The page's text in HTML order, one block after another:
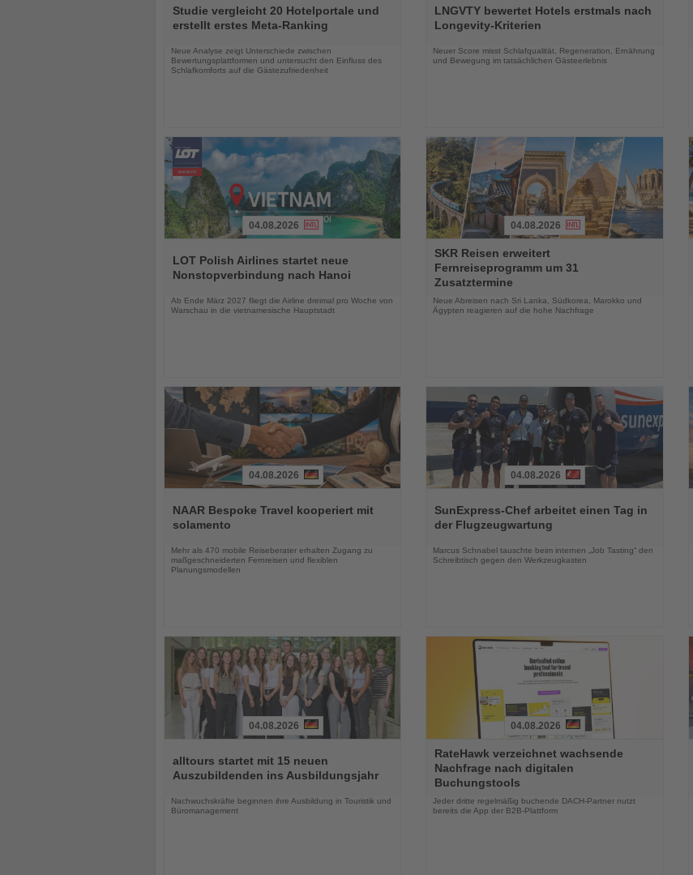
Sie
die
Studie vergleicht 20 Hotelportale und
erstellt erstes Meta-Ranking
Neue Analyse zeigt Unterschiede zwischen
Bewertungsplattformen und untersucht den Einfluss des
Schlafkomforts auf die Gästezufriedenheit
Sie
die
Nachrichten
LNGVTY bewertet Hotels erstmals nach
Longevity-Kriterien
Neuer Score misst Schlafqualität, Regeneration, Ernährung
und Bewegung im tatsächlichen Gästeerlebnis
Sie
die
Nachrichten
04.08.2026
LOT Polish Airlines startet neue
Nonstopverbindung nach Hanoi
Ab Ende März 2027 fliegt die Airline dreimal pro Woche von
Warschau in die vietnamesische Hauptstadt
Sie
die
Nachrichten
04.08.2026
SKR Reisen erweitert
Fernreiseprogramm um 31
Zusatztermine
Neue Abreisen nach Sri Lanka, Südkorea, Marokko und
Ägypten reagieren auf die hohe Nachfrage
Sie
die
04.08.2026
NAAR Bespoke Travel kooperiert mit
solamento
Mehr als 470 mobile Reiseberater erhalten Zugang zu
maßgeschneiderten Fernreisen und flexiblen
Planungsmodellen
Sie
die
Nachrichten
04.08.2026
SunExpress-Chef arbeitet einen Tag in
der Flugzeugwartung
Marcus Schnabel tauschte beim internen „Job Tasting“ den
Schreibtisch gegen den Werkzeugkasten
Sie
die
04.08.2026
alltours startet mit 15 neuen
Auszubildenden ins Ausbildungsjahr
Nachwuchskräfte beginnen ihre Ausbildung in Touristik und
Büromanagement
Sie
die
Nachrichten
04.08.2026
RateHawk verzeichnet wachsende
Nachfrage nach digitalen
Buchungstools
Jeder dritte regelmäßig buchende DACH-Partner nutzt
bereits die App der B2B-Plattform